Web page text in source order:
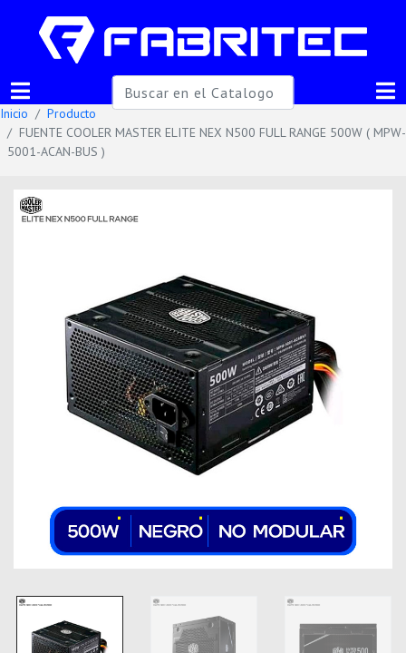
Inicio
Producto
FUENTE COOLER MASTER ELITE NEX N500 FULL RANGE 500W ( MPW-
5001-ACAN-BUS )